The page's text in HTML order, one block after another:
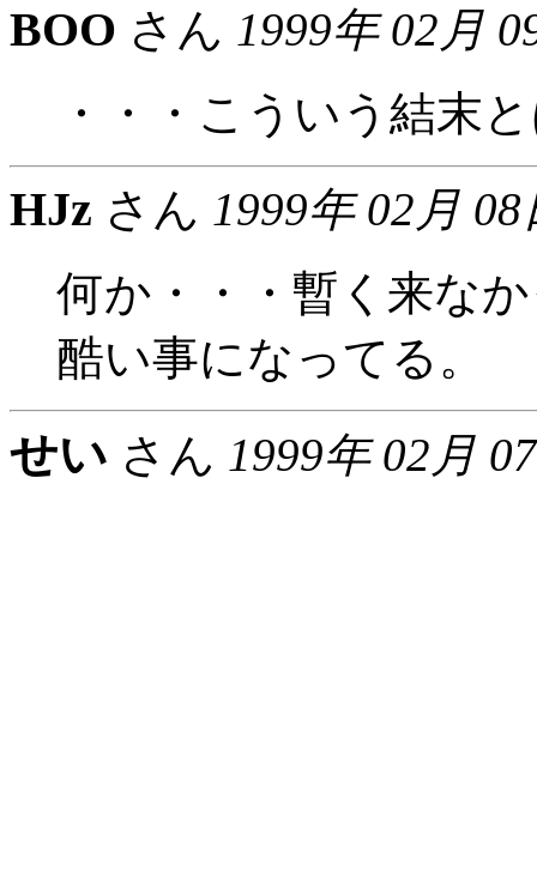
BOO さん 1999年 02月
・・・こういう結末
HJz さん 1999年 02月
何か・・・暫く来な
酷い事になってる。
せい さん 1999年 02月